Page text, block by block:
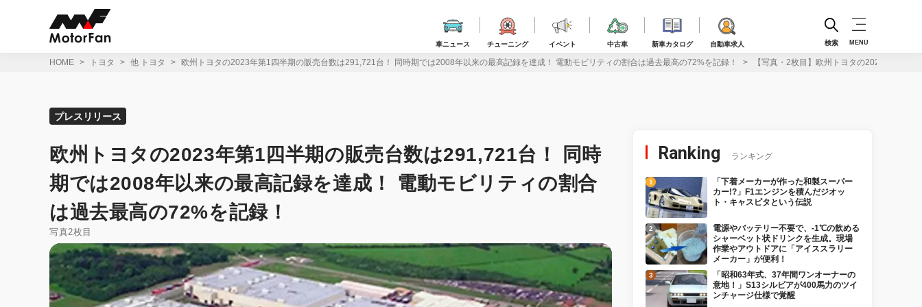
車ニュース チューニング イベント 中古車 新車カタログ 自動車求人 検索 MENU
HOME トヨタ 他 トヨタ 欧州トヨタの2023年第1四半期の販売台数は291,721台！ 同時期では2008年以来の最高記録を達成！ 電動モビリティの割合は過去最高の72%を記録！ 【写真・2枚目】欧州トヨタの2023年第1
プレスリリース
欧州トヨタの2023年第1四半期の販売台数は291,721台！ 同時
期では2008年以来の最高記録を達成！ 電動モビリティの割合
は過去最高の72%を記録！
写真2枚目
Ranking ランキング
「下着メーカーが作った和製スーパー
カー!?」F1エンジンを積んだジオッ
ト・キャスピタという伝説
電源やバッテリー不要で、-1℃の飲める
シャーベット状ドリンクを生成。現場
作業やアウトドアに「アイススラリー
メーカー」が便利！
「昭和63年式、37年間ワンオーナーの
意地！」S13シルビアが400馬力のツイ
ンチャージ仕様で覚醒